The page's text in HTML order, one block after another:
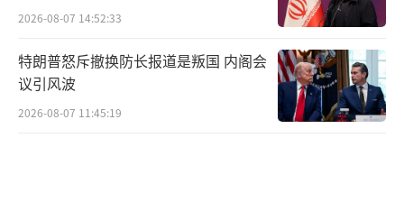
2026-08-07 14:52:33
特朗普怒斥撤换防长报道是叛国 内阁会
议引风波
2026-08-07 11:45:19